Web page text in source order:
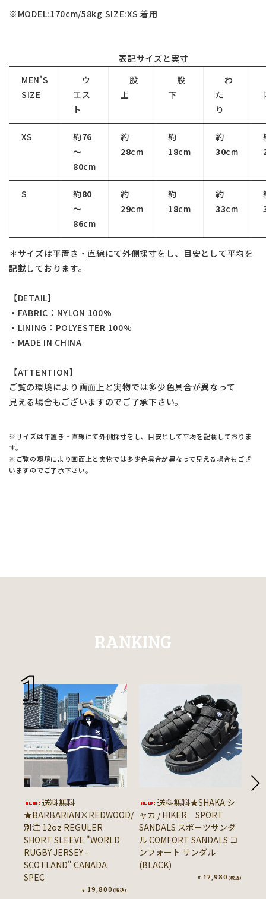
※MODEL:170cm/58kg SIZE:XS 着用
表記サイズと実寸
MEN'S
SIZE
ウ
エス
ト
股
上
股
下
わ
た
り
XS 約76
～
80cm
約
28cm
約
18cm
約
30cm
S 約80
～
86cm
約
29cm
約
18cm
約
33cm
＊サイズは平置き・直線にて外側採寸をし、目安として平均を
記載しております。
【DETAIL】
・FABRIC：NYLON 100%
・LINING：POLYESTER 100%
・MADE IN CHINA
【ATTENTION】
ご覧の環境により画面上と実物では多少色具合が異なって
見える場合もございますのでご了承下さい。
※サイズは平置き・直線にて外側採寸をし、目安として平均を記載しておりま
す。
※ご覧の環境により画面上と実物では多少色具合が異なって見える場合もござ
いますのでご了承下さい。
RANKING
送料無料
★BARBARIAN×REDWOOD/
別注 12oz REGULER
SHORT SLEEVE "WORLD
RUGBY JERSEY -
SCOTLAND" CANADA
SPEC
¥ 19,800 (税込)
送料無料★SHAKA シ
ャカ / HIKER SPORT
SANDALS スポーツサンダ
ル COMFORT SANDALS コ
ンフォート サンダル
(BLACK)
¥ 12,980 (税込)